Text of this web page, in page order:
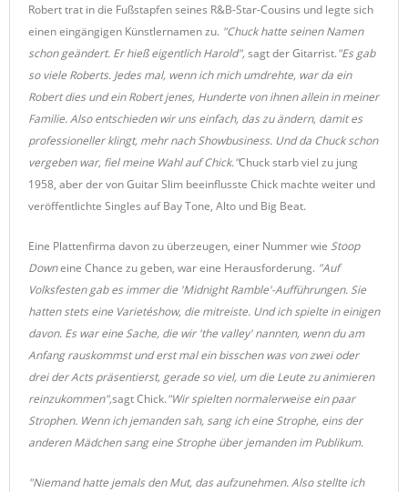
Robert trat in die Fußstapfen seines R&B-Star-Cousins und legte sich
einen eingängigen Künstlernamen zu. "Chuck hatte seinen Namen
schon geändert. Er hieß eigentlich Harold", sagt der Gitarrist."Es gab
so viele Roberts. Jedes mal, wenn ich mich umdrehte, war da ein
Robert dies und ein Robert jenes, Hunderte von ihnen allein in meiner
Familie. Also entschieden wir uns einfach, das zu ändern, damit es
professioneller klingt, mehr nach Showbusiness. Und da Chuck schon
vergeben war, fiel meine Wahl auf Chick."Chuck starb viel zu jung
1958, aber der von Guitar Slim beeinflusste Chick machte weiter und
veröffentlichte Singles auf Bay Tone, Alto und Big Beat.
Eine Plattenfirma davon zu überzeugen, einer Nummer wie Stoop
Downeine Chance zu geben, war eine Herausforderung. "Auf
Volksfesten gab es immer die 'Midnight Ramble'-Aufführungen. Sie
hatten stets eine Varietéshow, die mitreiste. Und ich spielte in einigen
davon. Es war eine Sache, die wir 'the valley' nannten, wenn du am
Anfang rauskommst und erst mal ein bisschen was von zwei oder
drei der Acts präsentierst, gerade so viel, um die Leute zu animieren
reinzukommen",sagt Chick."Wir spielten normalerweise ein paar
Strophen. Wenn ich jemanden sah, sang ich eine Strophe, eins der
anderen Mädchen sang eine Strophe über jemanden im Publikum.
"Niemand hatte jemals den Mut, das aufzunehmen. Also stellte ich